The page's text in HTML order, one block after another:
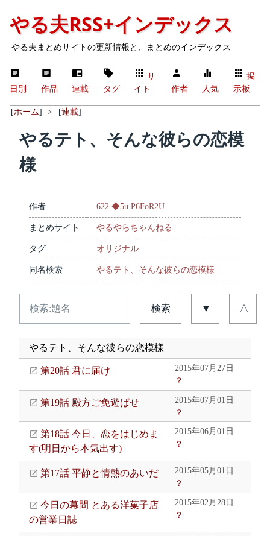
やる夫RSS+インデックス
やる夫まとめサイトの更新情報と、まとめのインデックス
日別 作品 連載 タグ
サ
イト
作者 人気
掲
示板
[ホーム] > [連載]
やるテト、そんな彼らの恋模
様
作者 622 ◆5u.P6FoR2U
まとめサイト やるやらちゃんねる
タグ オリジナル
同名検索 やるテト、そんな彼らの恋模様
検索 ▼ △
やるテト、そんな彼らの恋模様
第20話 君に届け
2015年07月27日
？
第19話 殿方ご免遊ばせ
2015年07月01日
？
第18話 今日、恋をはじめま
す(明日から本気出す)
2015年06月01日
？
第17話 平静と情熱のあいだ
2015年05月01日
？
今日の幕間 とある洋菓子店
の営業日誌
2015年02月28日
？